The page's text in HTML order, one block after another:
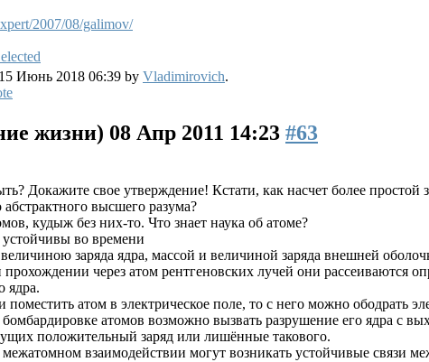
2007/08/galimov/
Июнь 2018 06:39 by Vladimirovich.
жизни) 08 Апр 2011 14:23 #63
Докажите свое утверждение! Кстати, как насчет более простой
высшего разума?
кудыж без них-то. Что знает наука об атоме?
во времени
заряда ядра, массой и величиной заряда внешней
через атом рентгеновских лучей они рассеиваются
ядра.
поместить атом в электрическое поле, то с него можно ободрать
бомбардировке атомов возможно вызвать разрушение его ядра с
положительный заряд или лишённые такового.
межатомном взаимодействии могут возникать устойчивые связи